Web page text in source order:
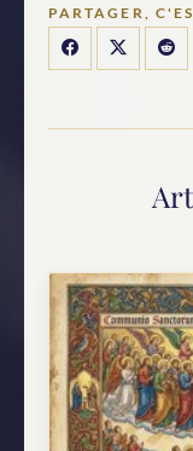
PARTAGER,